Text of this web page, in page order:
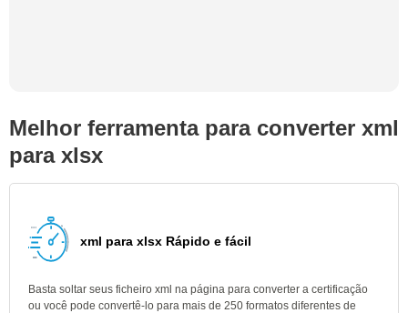
Melhor ferramenta para converter xml
para xlsx
xml para xlsx Rápido e fácil
Basta soltar seus ficheiro xml na página para converter a certificação
ou você pode convertê-lo para mais de 250 formatos diferentes de